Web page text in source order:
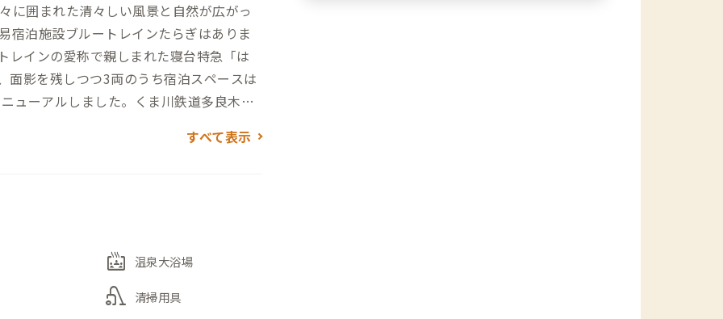
に囲まれた清々しい風景と自然が広がっ
宿泊施設ブルートレインたらぎはありま
レインの愛称で親しまれた寝台特急「は
影を残しつつ3両のうち宿泊スペースは
ューアルしました。くま川鉄道多良木駅
ており、大浴場で疲れを癒すこともでき
すべて表示
bath_public_large 温泉大浴場
vacuum 清掃用具